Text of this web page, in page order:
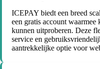
ICEPAY biedt een breed
een gratis account
kunnen uitproberen. Deze
service en
aantrekkelijke optie voor